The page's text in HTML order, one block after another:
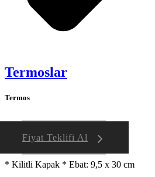
Termoslar
Termos
Fiyat Teklifi Al
* Kilitli Kapak * Ebat: 9,5 x 30 cm